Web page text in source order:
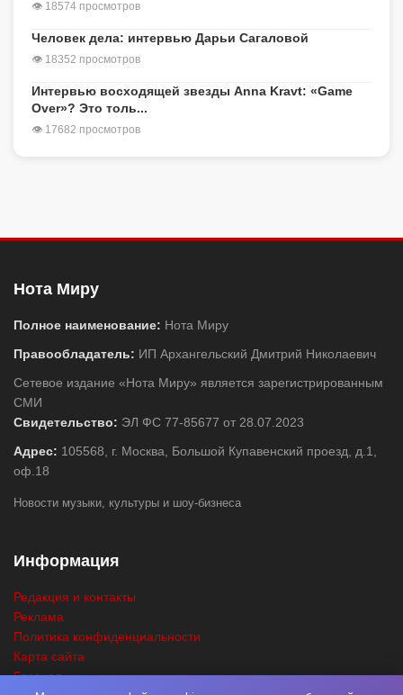
👁 18574 просмотров
Человек дела: интервью Дарьи Сагаловой
👁 18352 просмотров
Интервью восходящей звезды Anna Kravt: «Game
Over»? Это толь...
👁 17682 просмотров
Нота Миру
Полное наименование: Нота Миру
Правообладатель: ИП Архангельский Дмитрий Николаевич
Сетевое издание «Нота Миру» является зарегистрированным
СМИ
Свидетельство: ЭЛ ФС 77-85677 от 28.07.2023
Адрес: 105568, г. Москва, Большой Купавенский проезд, д.1,
оф.18
Новости музыки, культуры и шоу-бизнеса
Информация
Редакция и контакты
Реклама
Политика конфиденциальности
Карта сайта
Главная